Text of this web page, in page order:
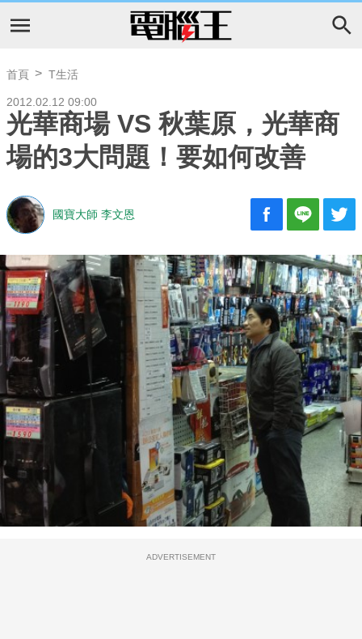
首頁 T生活
2012.02.12 09:00
光華商場 VS 秋葉原，光華商
場的3大問題！要如何改善
國寶大師 李文恩
ADVERTISEMENT